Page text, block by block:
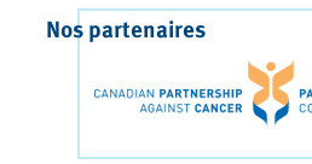
Nos partenaires